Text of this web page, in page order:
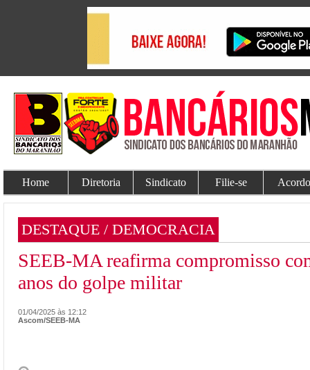
Home Diretoria Sindicato Filie-se
DESTAQUE / DEMOCRACIA
SEEB-MA reafirma compromisso
anos do golpe militar
01/04/2025 às 12:12
Ascom/SEEB-MA